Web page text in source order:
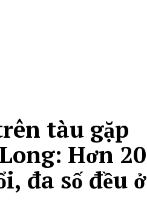
tàu gặp
Hơn 20
đa số đều ở